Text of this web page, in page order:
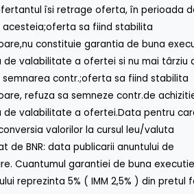
îsi retrage oferta, în perioada
acesteia;oferta sa fiind stabilita
constituie garantia de buna
de valabilitate a ofertei si nu mai târziu
semnarea contr.;oferta sa fiind stabilita
refuza sa semneze contr.de
de valabilitate a ofertei.Data pentru
valorilor la cursul leu/valuta
de BNR: data publicarii anuntului de
Cuantumul garantiei de buna
reprezinta 5% ( IMM 2,5% ) din pretul